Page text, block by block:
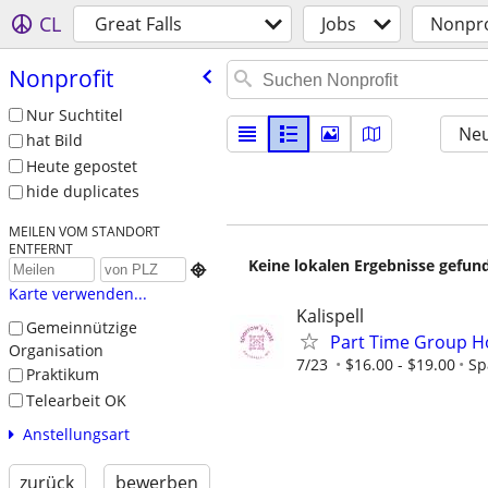
CL Great Falls Jobs
Nonprofit
Nur Suchtitel
hat Bild
Heute gepostet
hide duplicates
MEILEN VOM STANDORT
ENTFERNT

Karte verwenden...
Gemeinnützige
Organisation
Praktikum
Telearbeit OK
Anstellungsart
zurück bewerben
Keine lokalen Ergebnisse
Kalispell
Part Time Group
7/23 $16.00 - $19.00